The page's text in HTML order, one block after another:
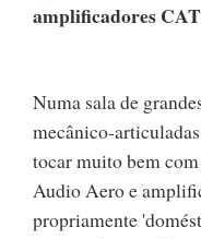
amplificadores CAT
Numa sala de
mecânico-
tocar muito bem
Audio Aero e
propriamente